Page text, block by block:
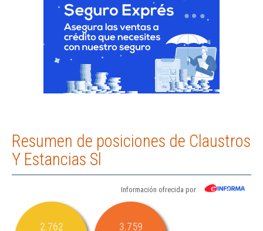
Resumen de posiciones de Claustros
Y Estancias Sl
Información ofrecida por
2.762 3.759